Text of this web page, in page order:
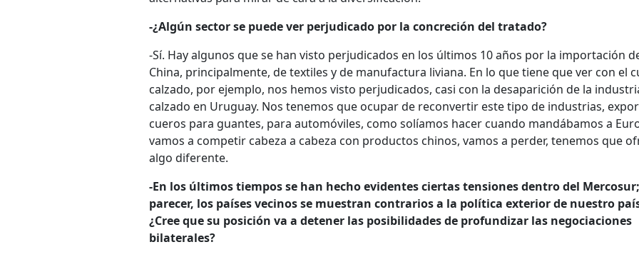
-¿Algún sector se puede ver perjudicado por la concreción del tratado?
-Sí. Hay algunos que se han visto perjudicados en los últimos 10 años por la importación
China, principalmente, de textiles y de manufactura liviana. En lo que tiene que ver con el
calzado, por ejemplo, nos hemos visto perjudicados, casi con la desaparición de la
calzado en Uruguay. Nos tenemos que ocupar de reconvertir este tipo de industrias,
cueros para guantes, para automóviles, como solíamos hacer cuando mandábamos a
vamos a competir cabeza a cabeza con productos chinos, vamos a perder, tenemos que
algo diferente.
-En los últimos tiempos se han hecho evidentes ciertas tensiones dentro del
parecer, los países vecinos se muestran contrarios a la política exterior de nuestro
¿Cree que su posición va a detener las posibilidades de profundizar las negociaciones
bilaterales?